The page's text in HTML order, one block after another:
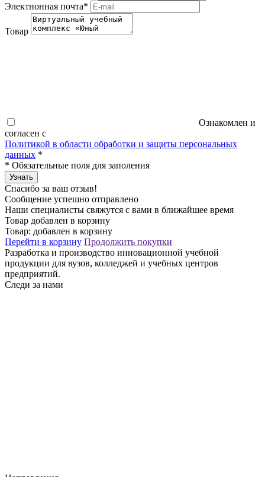
Электнонная почта*
Товар
Ознакомлен и
согласен с
Политикой в области обработки и защиты персональных
данных *
* Обязательные поля для заполения
Узнать
Спасибо за ваш отзыв!
Сообщение успешно отправлено
Наши специалисты свяжутся с вами в ближайшее время
Товар добавлен в корзину
Товар: добавлен в корзину
Перейти в корзину Продолжить покупки
Разработка и производство инновационной учебной
продукции для вузов, колледжей и учебных центров
предприятий.
Следи за нами